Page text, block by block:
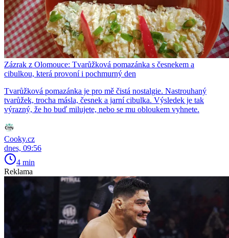
Zázrak z Olomouce: Tvarůžková pomazánka s česnekem a
cibulkou, která provoní i pochmurný den
Tvarůžková pomazánka je pro mě čistá nostalgie. Nastrouhaný
tvarůžek, trocha másla, česnek a jarní cibulka. Výsledek je tak
výrazný, že ho buď milujete, nebo se mu obloukem vyhnete.
Cooky.cz
dnes, 09:56
4 min
Reklama